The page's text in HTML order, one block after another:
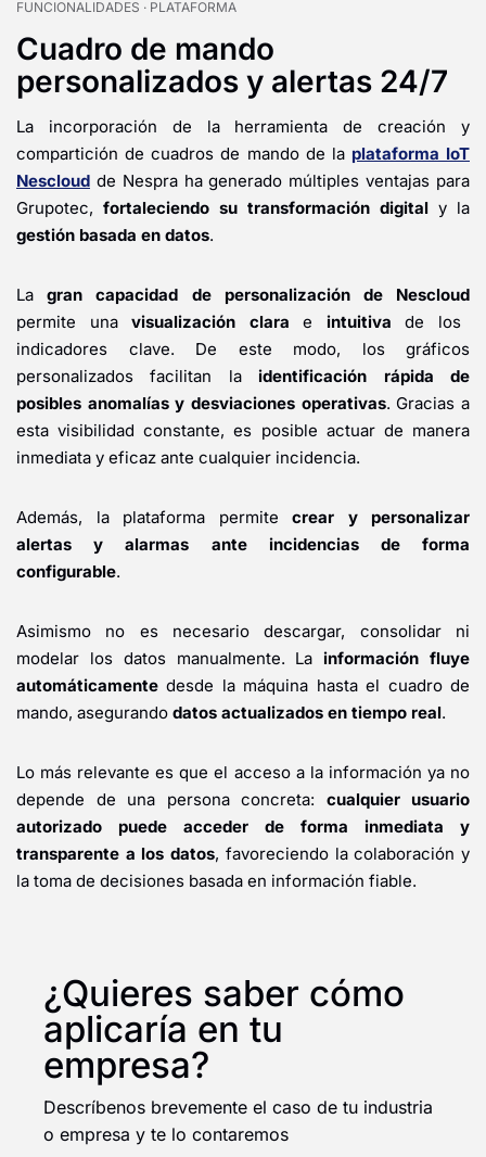
FUNCIONALIDADES · PLATAFORMA
Cuadro de mando
personalizados y alertas 24/7
La incorporación de la herramienta de creación y
compartición de cuadros de mando de la plataforma IoT
Nescloud de Nespra ha generado múltiples ventajas para
Grupotec, fortaleciendo su transformación digital y la
gestión basada en datos.
La gran capacidad de personalización de Nescloud
permite una visualización clara e intuitiva de los
indicadores clave. De este modo, los gráficos
personalizados facilitan laidentificación rápida de
posibles anomalíasy desviaciones operativas. Gracias a
esta visibilidad constante, es posible actuar de manera
inmediata y eficaz ante cualquier incidencia.
Además, la plataforma permite crear y personalizar
alertas y alarmas ante incidencias de forma
configurable.
Asimismo no es necesario descargar, consolidar ni
modelar los datos manualmente. Lainformación fluye
automáticamente desde la máquina hasta el cuadro de
mando, asegurando datos actualizados en tiempo real.
Lo más relevante es que el acceso a la información ya no
depende de una persona concreta: cualquier usuario
autorizado puede acceder de forma inmediata y
transparente a los datos, favoreciendo la colaboración y
la toma de decisiones basada en información fiable.
¿Quieres saber cómo
aplicaría en tu
empresa?
Descríbenos brevemente el caso de tu industria
o empresa y te lo contaremos